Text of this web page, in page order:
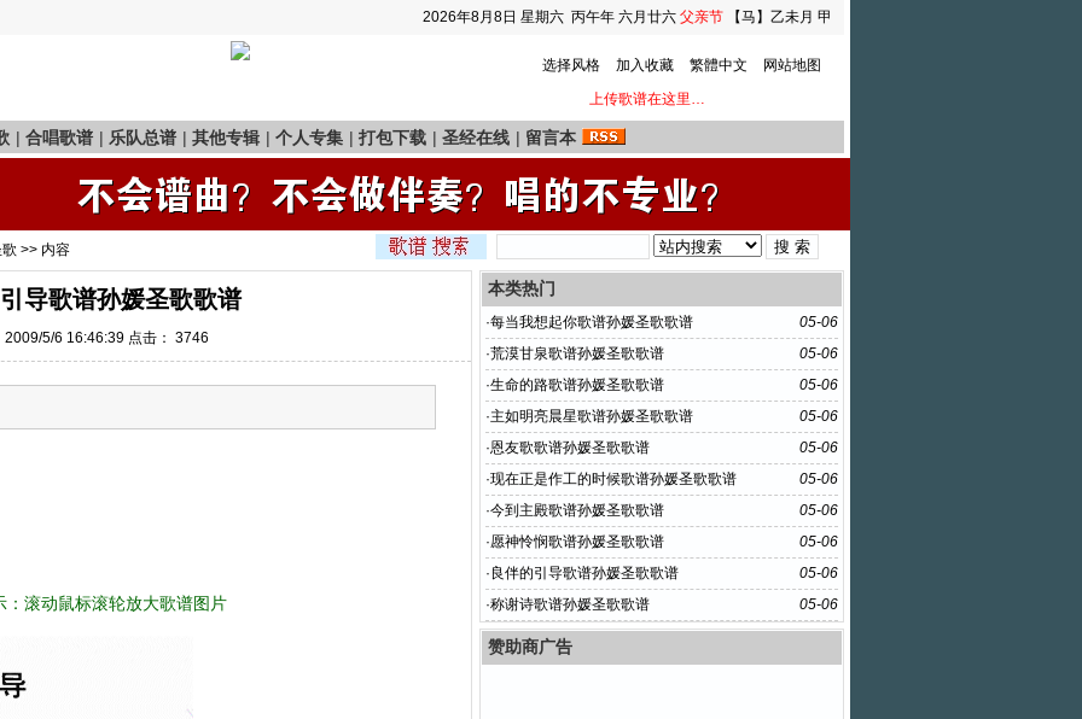
2026年8月8日 星期六 丙午年 六月廿六 父亲节
【马】乙未月 甲
选择风格
加入收藏 繁體中文
网站地图
上传歌谱在这里…
| 合唱歌谱 | 乐队总谱 | 其他专辑 | 个人专集 | 打包下载 | 圣经在线 | 留言本
>> 内容
导歌谱孙媛圣歌歌谱
2009/5/6 16:46:39 点击： 3746
：滚动鼠标滚轮放大歌谱图片
本类热门
05-06
·每当我想起你歌谱孙媛圣歌歌谱
05-06
·荒漠甘泉歌谱孙媛圣歌歌谱
05-06
·生命的路歌谱孙媛圣歌歌谱
05-06
·主如明亮晨星歌谱孙媛圣歌歌谱
05-06
·恩友歌歌谱孙媛圣歌歌谱
05-06
·现在正是作工的时候歌谱孙媛圣歌歌谱
05-06
·今到主殿歌谱孙媛圣歌歌谱
05-06
·愿神怜悯歌谱孙媛圣歌歌谱
05-06
· 良伴的引导歌谱孙媛圣歌歌谱
05-06
·称谢诗歌谱孙媛圣歌歌谱
赞助商广告